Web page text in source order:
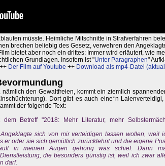
müsste. Heimliche Mitschnitte in Strafverfahren
brechen beliebig des Gesetz, verwehren den
bietet aber noch ein drittes: Immer wird erläutert, wie
Grundlagen. Insofern ist "Unter Paragraphen"
++ Der Film auf Youtube ++ Download als mp4-Datei
den Gewaltfreien, kommt ein ziemlich
Dort gibt es auch eine*n
der folgende Text:
Betreff "2018: Mehr Literatur, mehr
sich von mir verteidigen lassen wollen, weil
er oder sie sich gemütlich zurücklehnt und die eigene
in meinen Augen gehörig was schief. Dann
die besonders günstig ist, weil ich zwar
darf.